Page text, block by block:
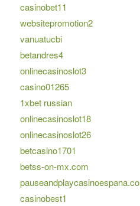
casinobet11
websitepromotion2
vanuatucbi
betandres4
onlinecasinoslot3
casino01265
1xbet russian
onlinecasinoslot18
onlinecasinoslot26
betcasino1701
betss-on-mx.com
casinobest1